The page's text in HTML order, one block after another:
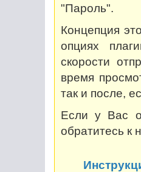
"Пароль".
Концепция
опциях
скорости
время
так и после,
Если у Вас
обратитесь к